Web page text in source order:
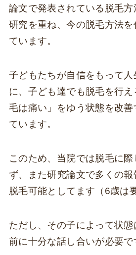
論文で発表されている脱毛方
研究を重ね、今の脱毛方法
ています。
子どもたちが自信をもって
に、子ども達でも脱毛を行
毛は痛い」をゆう状態を改善
ています。
このため、当院では脱毛に
ず、また研究論文で多くの報
脱毛可能としてます（6歳は
ただし、その子によって状
前に十分な話し合いが必要で